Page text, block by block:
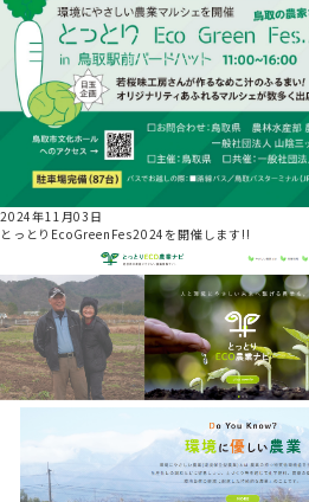
2024年11月03日
とっとりEcoGreenFes2024を開催します!!